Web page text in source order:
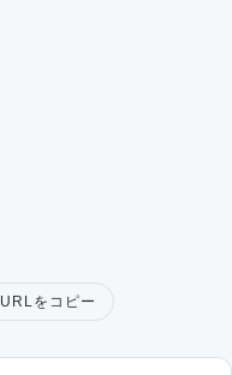
URLをコピー